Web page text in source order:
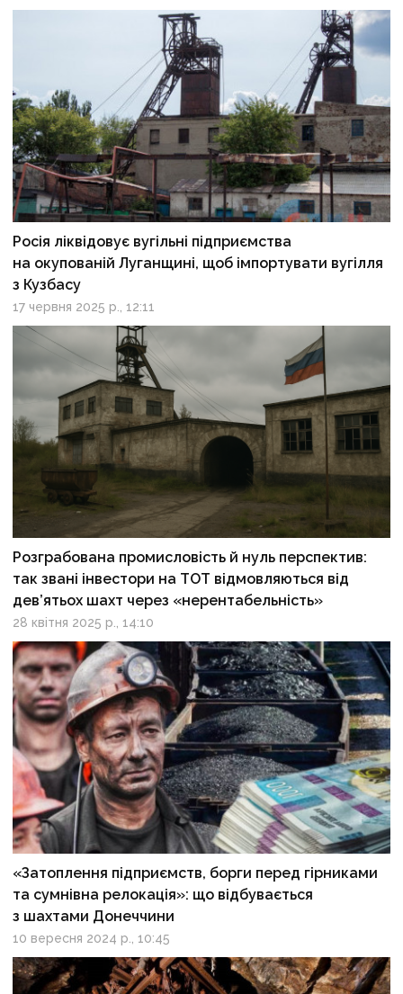
Росія ліквідовує вугільні підприємства
на окупованій Луганщині, щоб імпортувати вугілля
з Кузбасу
17 червня 2025 р., 12:11
Розграбована промисловість й нуль перспектив:
так звані інвестори на ТОТ відмовляються від
дев’ятьох шахт через «нерентабельність»
28 квітня 2025 р., 14:10
«Затоплення підприємств, борги перед гірниками
та сумнівна релокація»: що відбувається
з шахтами Донеччини
10 вересня 2024 р., 10:45